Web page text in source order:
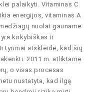
palaikyti. Vitaminas C
energijos, vitaminas A
nuolat gauname
kokybiškas ir
tyrimai atskleidė, kad šių
2011 m. atliktame
o visas procesas
nustatyta, kad ilgą